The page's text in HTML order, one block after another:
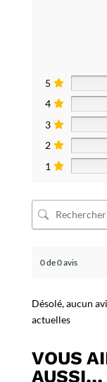
5
4
3
2
1
0 de 0 avis
Désolé, aucun
actuelles
VOUS
AUSSI…